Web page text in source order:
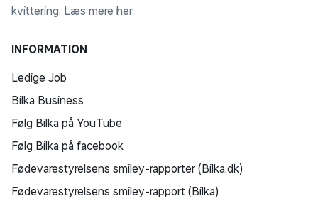
kvittering. Læs mere her.
INFORMATION
Ledige Job
Bilka Business
Følg Bilka på YouTube
Følg Bilka på facebook
Fødevarestyrelsens smiley-rapporter (Bilka.dk)
Fødevarestyrelsens smiley-rapport (Bilka)